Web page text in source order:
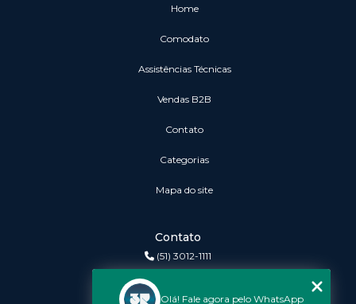
Home
Comodato
Assistências Técnicas
vendas B2B
Contato
Categorias
Mapa do site
Contato
(51) 3012-1111
Olá! Fale agora pelo WhatsApp